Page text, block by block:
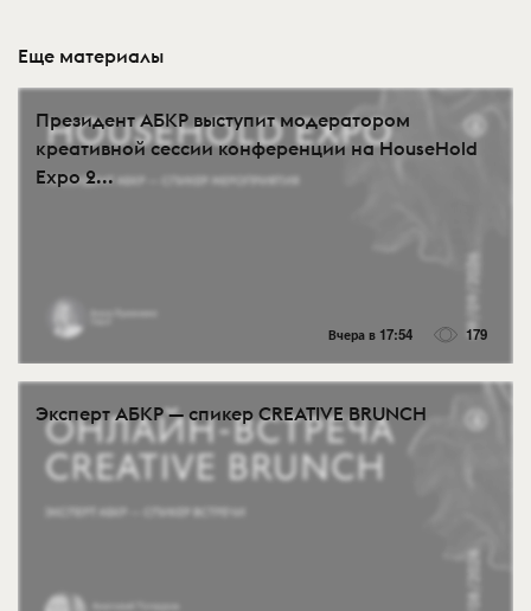
Еще материалы
Президент АБКР выступит модератором
креативной сессии конференции на HouseHold
Expo 2...
Вчера в 17:54 179
Эксперт АБКР — спикер CREATIVE BRUNCH